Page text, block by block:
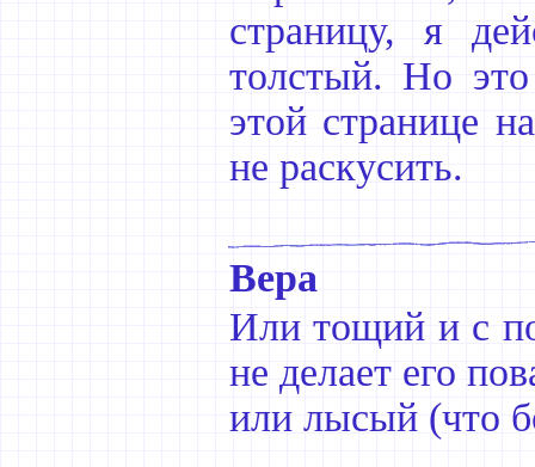
страницу, я
толстый. Но
этой странице
не раскусить.
Вера
Или тощий и с
не делает его
или лысый (что